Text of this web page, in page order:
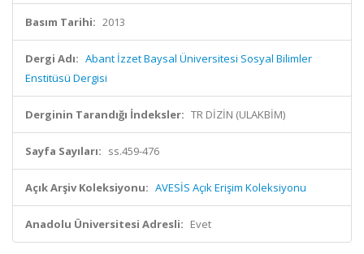
Basım Tarihi: 2013
Dergi Adı: Abant İzzet Baysal Üniversitesi Sosyal Bilimler
Enstitüsü Dergisi
Derginin Tarandığı İndeksler: TR DİZİN (ULAKBİM)
Sayfa Sayıları: ss.459-476
Açık Arşiv Koleksiyonu: AVESİS Açık Erişim Koleksiyonu
Anadolu Üniversitesi Adresli: Evet